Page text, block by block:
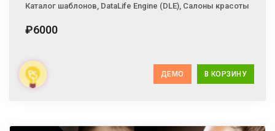
Каталог шаблонов DataLife Engine (DLE) Салоны красоты
₽6000
ДЕМО В КОРЗИНУ